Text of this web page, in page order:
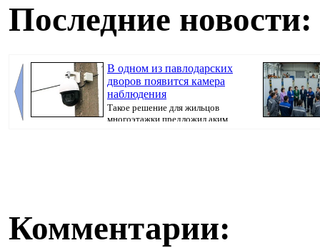
Последние новости:
В одном из павлодарских
дворов появится камера
наблюдения
Такое решение для жильцов
многоэтажки предложил аким
Комментарии: